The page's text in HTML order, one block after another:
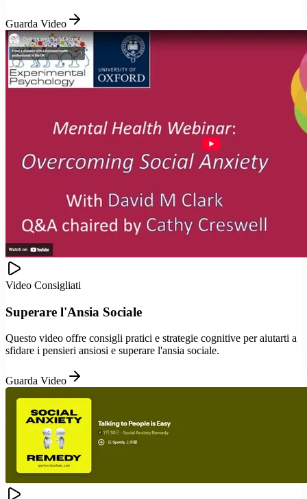
Guarda Video
Video Consigliati
Superare l'Ansia Sociale
Questo video offre consigli pratici e strategie cognitive per aiutarti a
sfidare i pensieri ansiosi e superare l'ansia sociale.
Guarda Video